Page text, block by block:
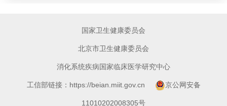
国家卫生健康委员会
北京市卫生健康委员会
消化系统疾病国家临床医学研究中心
工信部链接：https://beian.miit.gov.cn 京公网安备
11010202008305号